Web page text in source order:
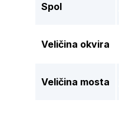
Spol
Veličina okvira
Veličina mosta